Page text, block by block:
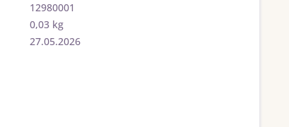
12980001
0,03 kg
27.05.2026